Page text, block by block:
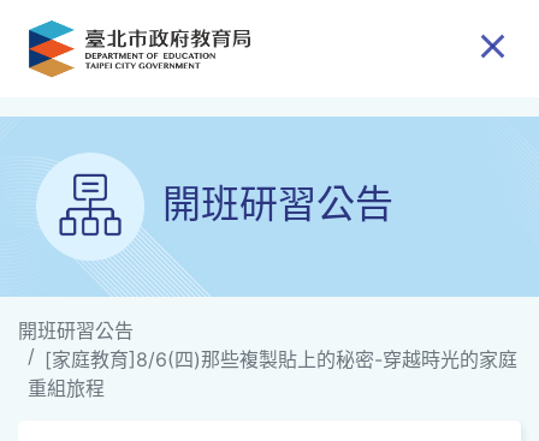
跳到主要內容
開班研習公告
開班研習公告
[家庭教育]8/6(四)那些複製貼上的秘密-穿越時光的家庭
重組旅程